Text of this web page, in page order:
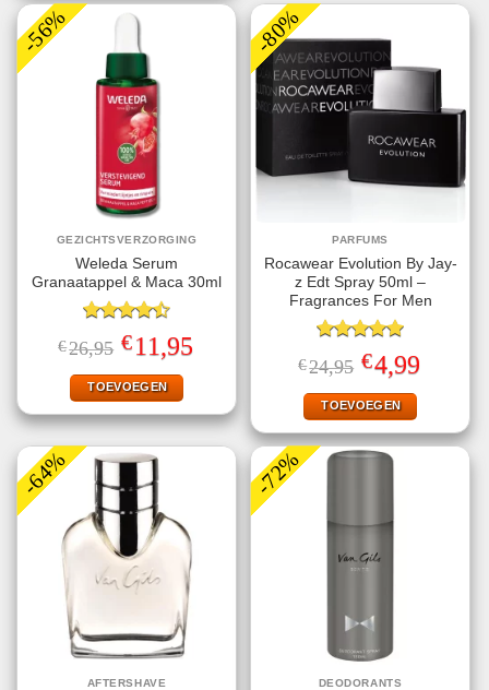
-56%
GEZICHTSVERZORGING
Weleda Serum
Granaatappel & Maca 30ml
Gewaardeerd
4.50uit 5
€26,95 Oorspronkelijke
prijs
was:
€26,95.
€11,95prijs
TOEVOEGEN
-80%
PARFUMS
Rocawear Evolution By Jay-
z Edt Spray 50ml –
Fragrances For Men
Gewaardeerd
5.00uit 5
€24,95 Oorspronkelijke
prijs
was:
€24,95.
€4,99Huidige
prijs
TOEVOEGEN
-64%
AFTERSHAVE
-72%
DEODORANTS